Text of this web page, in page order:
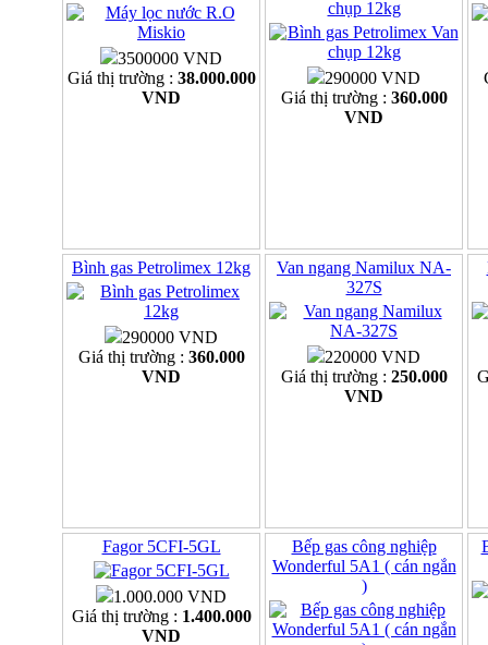
3500000 VND
Giá thị trường : 38.000.000
VND
chụp 12kg
290000 VND
Giá thị trường : 360.000
VND
Bình gas Petrolimex 12kg
290000 VND
Giá thị trường : 360.000
VND
Van ngang Namilux NA-
327S
220000 VND
Giá thị trường : 250.000
VND
Fagor 5CFI-5GL
1.000.000 VND
Giá thị trường : 1.400.000
VND
Bếp gas công nghiệp
Wonderful 5A1 ( cán ngắn
)